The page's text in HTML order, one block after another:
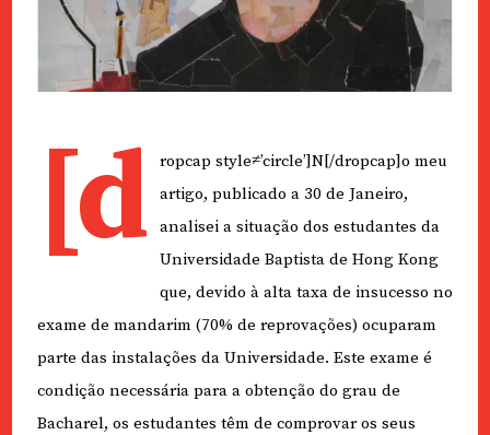
[d
ropcap style≠’circle’]N[/dropcap]o meu
artigo, publicado a 30 de Janeiro,
analisei a situação dos estudantes da
Universidade Baptista de Hong Kong
que, devido à alta taxa de insucesso no
exame de mandarim (70% de reprovações) ocuparam
parte das instalações da Universidade. Este exame é
condição necessária para a obtenção do grau de
Bacharel, os estudantes têm de comprovar os seus